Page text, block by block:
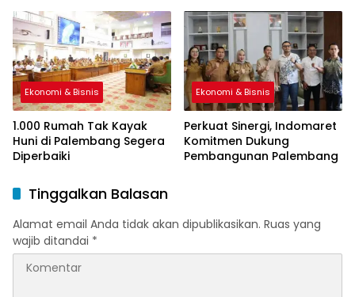
Ekonomi & Bisnis
1.000 Rumah Tak Kayak
Huni di Palembang Segera
Diperbaiki
Ekonomi & Bisnis
Perkuat Sinergi, Indomaret
Komitmen Dukung
Pembangunan Palembang
Tinggalkan Balasan
Alamat email Anda tidak akan dipublikasikan. Ruas yang
wajib ditandai *